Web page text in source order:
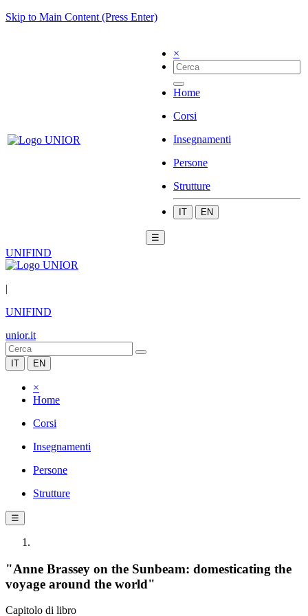
Skip to Main Content (Press Enter)
×
Home
Corsi
Insegnamenti
Persone
Strutture
IT EN
☰
UNIFIND
|
UNIFIND
unior.it
IT EN
×
Home
Corsi
Insegnamenti
Persone
Strutture
☰
"Anne Brassey on the Sunbeam: domesticating the
voyage around the world"
Capitolo di libro